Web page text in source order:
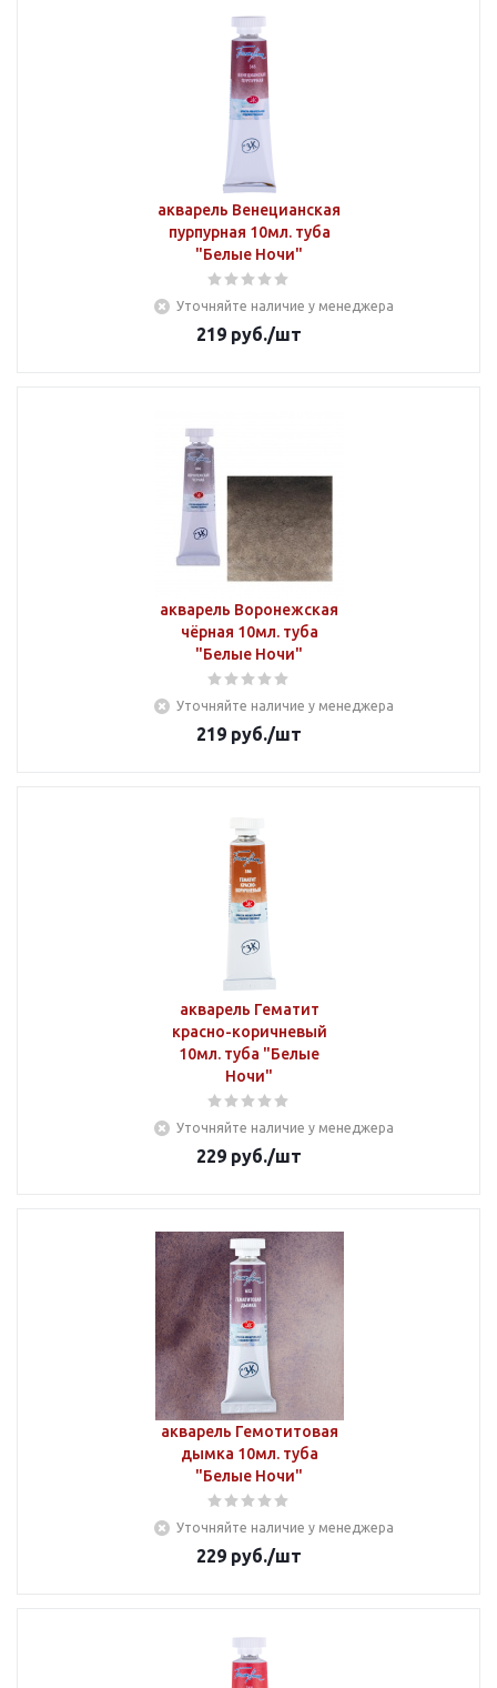
акварель Венецианская
пурпурная 10мл. туба
"Белые Ночи"
Уточняйте наличие у менеджера
219 руб./шт
акварель Воронежская
чёрная 10мл. туба
"Белые Ночи"
Уточняйте наличие у менеджера
219 руб./шт
акварель Гематит
красно-коричневый
10мл. туба "Белые
Ночи"
Уточняйте наличие у менеджера
229 руб./шт
акварель Гемотитовая
дымка 10мл. туба
"Белые Ночи"
Уточняйте наличие у менеджера
229 руб./шт